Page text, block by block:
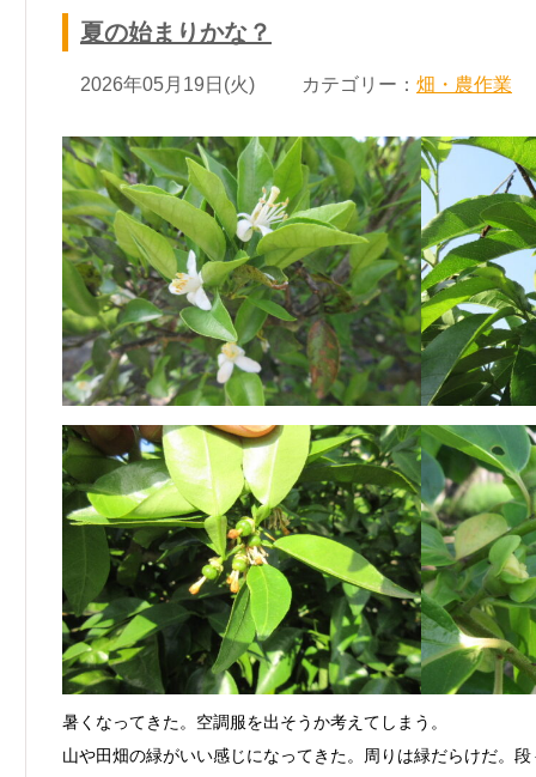
夏の始まりかな？
2026年05月19日(火) カテゴリー： 畑・農作業
暑くなってきた。空調服を出そうか考えてしまう。
山や田畑の緑がいい感じになってきた。周りは緑だらけだ。